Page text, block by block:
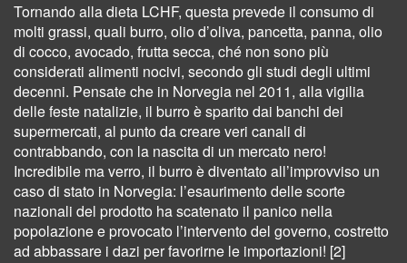
Tornando alla dieta LCHF, questa prevede il consumo di
molti grassi, quali burro, olio d’oliva, pancetta, panna, olio
di cocco, avocado, frutta secca, ché non sono più
considerati alimenti nocivi, secondo gli studi degli ultimi
decenni. Pensate che in Norvegia nel 2011, alla vigilia
delle feste natalizie, il burro è sparito dai banchi dei
supermercati, al punto da creare veri canali di
contrabbando, con la nascita di un mercato nero!
Incredibile ma verro, il burro è diventato all’improvviso un
caso di stato in Norvegia: l’esaurimento delle scorte
nazionali del prodotto ha scatenato il panico nella
popolazione e provocato l’intervento del governo, costretto
ad abbassare i dazi per favorirne le importazioni! [2]